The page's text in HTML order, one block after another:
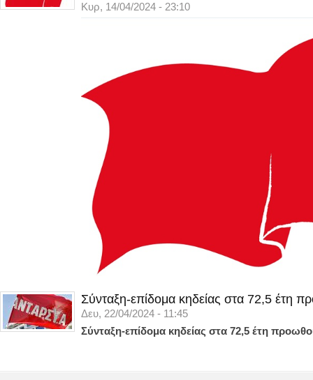
Κυρ, 14/04/2024 - 23:10
Σύνταξη-επίδομα κηδείας στα 72,5 έτη
Δευ, 22/04/2024 - 11:45
Σύνταξη-επίδομα κηδείας στα 72,5 έτη